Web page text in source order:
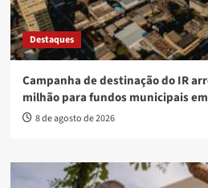
Destaques
Campanha de destinação do IR
milhão para fundos municipais
8 de agosto de 2026